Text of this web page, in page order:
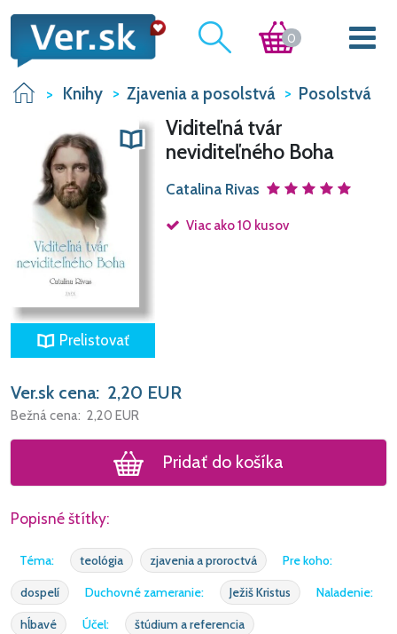
0
Knihy Zjavenia a posolstvá Posolstvá
Prelistovať
Viditeľná tvár
neviditeľného Boha
Catalina Rivas
Viac ako 10 kusov
Ver.sk cena: 2,20 EUR
Bežná cena: 2,20 EUR
Pridať do košíka
Popisné štítky:
Téma: teológia zjavenia a proroctvá
Pre koho:
dospelí
Duchovné zameranie: Ježiš Kristus
Naladenie:
hĺbavé
Účel: štúdium a referencia